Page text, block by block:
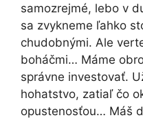
samozrejmé, lebo v
sa zvykneme ľahko
chudobnými. Ale
boháčmi… Máme
správne investovať.
hohatstvo, zatiaľ čo
opustenosťou… Máš